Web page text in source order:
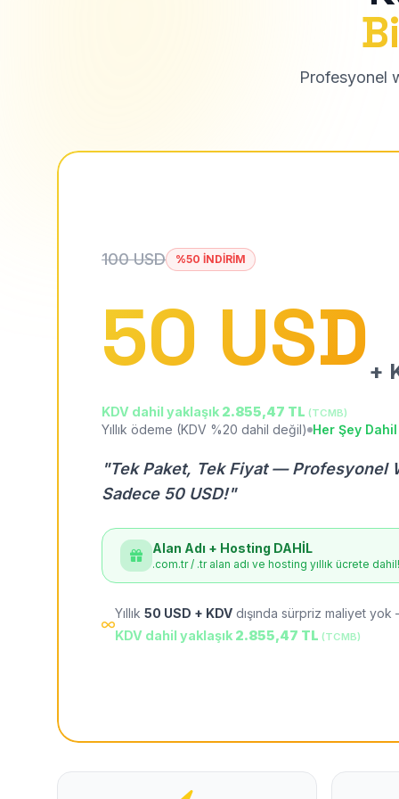
Profesyonel
100 USD %50 İNDİRİM
50 USD +
KDV dahil yaklaşık 2.855,47 TL (TCMB)
Yıllık ödeme (KDV %20 dahil değil) Her Şey Dahil
"Tek Paket, Tek Fiyat — Profesyonel
Sadece 50 USD!"
Alan Adı + Hosting DAHİL
.com.tr / .tr alan adı ve hosting yıllık ücrete dahil!
Yıllık 50 USD + KDV dışında sürpriz maliyet
KDV dahil yaklaşık 2.855,47 TL (TCMB)